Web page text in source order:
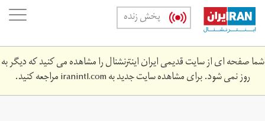
Skip
main
content
پخش زنده
شما صفحه ای از سایت قدیمی ایران اینترنشنال را مشاهده می کنید که دیگر به
روز نمی شود. برای مشاهده سایت جدید بهiranintl.comمراجعه کنید.